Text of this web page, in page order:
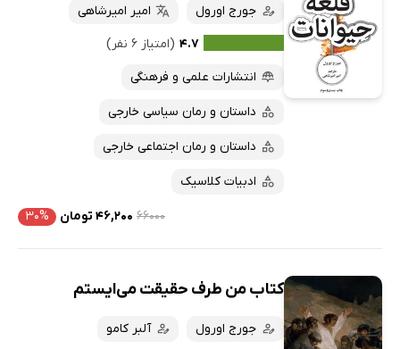
جورج اورول
امیر امیرشاهی
۴.۷ (امتیاز ۶ نفر)
انتشارات علمی و فرهنگی
داستان و رمان سیاسی خارجی
داستان و رمان اجتماعی خارجی
ادبیات کلاسیک
۶۶۰۰۰ ۴۶,۲۰۰ تومان ۳۰%
کتاب من طرف حقیقت می‌ایستم
جورج اورول
آلبر کامو